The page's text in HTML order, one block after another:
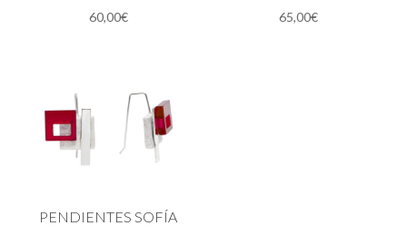
60,00€ 65,00€
PENDIENTES SOFÍA